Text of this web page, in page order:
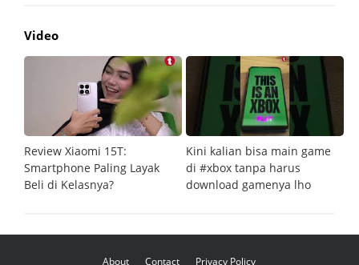
Video
Review Xiaomi 15T:
Smartphone Paling Layak
Beli di Kelasnya?
Kini kalian bisa main game
di #xbox tanpa harus
download gamenya lho
About Contact Privacy Policy